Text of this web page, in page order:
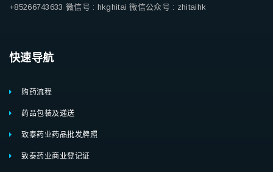
+85266743633 微信号 : hkghitai 微信公众号 : zhitaihk
快速导航
购药流程
药品包装及递送
致泰药业药品批发牌照
致泰药业商业登记证